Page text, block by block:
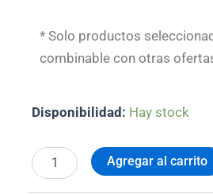
* Solo productos
combinable con otras
Disponibilidad: Hay stock
Contactor
AC3
18A
Agregar al carrito